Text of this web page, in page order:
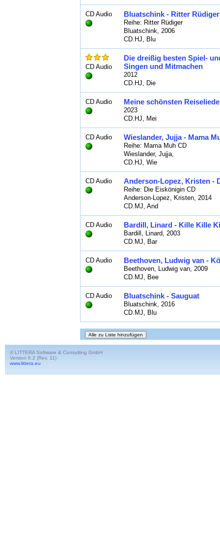
CD Audio Bluatschink - Ritter Rüdiger
Reihe: Ritter Rüdiger
Bluatschink, 2006
CD.HJ, Blu
CD Audio
Die dreißig besten Spiel-
Singen und Mitmachen
2012
CD.HJ, Die
CD Audio Meine schönsten
2023
CD.HJ, Mei
CD Audio Wieslander, Jujja - Mama
Reihe: Mama Muh CD
Wieslander, Jujja,
CD.HJ, Wie
CD Audio Anderson-Lopez, Kristen -
Reihe: Die Eiskönigin CD
Anderson-Lopez, Kristen, 2014
CD.MJ, And
CD Audio Bardill, Linard - Kille Kille
Bardill, Linard, 2003
CD.MJ, Bar
CD Audio Beethoven, Ludwig van -
Beethoven, Ludwig van, 2009
CD.MJ, Bee
CD Audio Bluatschink - Sauguat
Bluatschink, 2016
CD.MJ, Blu
© LITTERA Software & Consulting GmbH
Version 6.2 (Rev. 11)
www.littera.eu